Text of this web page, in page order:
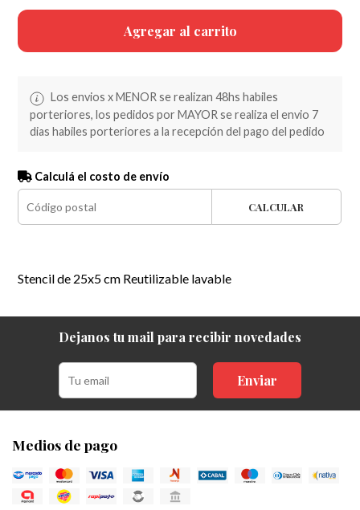
Agregar al carrito
Los envios x MENOR se realizan 48hs habiles
porteriores, los pedidos por MAYOR se realiza el envio 7
dias habiles porteriores a la recepción del pago del pedido
Calculá el costo de envío
CALCULAR
Stencil de 25x5 cm Reutilizable lavable
Dejanos tu mail para recibir novedades
Enviar
Medios de pago